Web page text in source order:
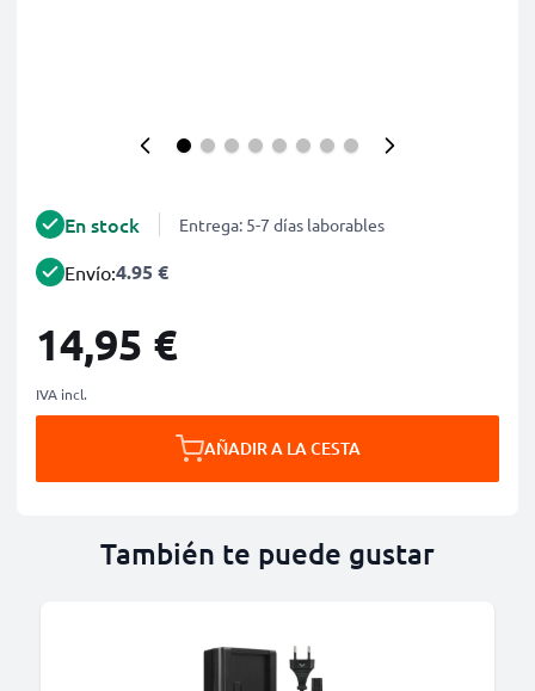
En stock Entrega: 5-7 días laborables
Envío:4.95 €
14,95 €
IVA incl.
AÑADIR A LA CESTA
También te puede gustar